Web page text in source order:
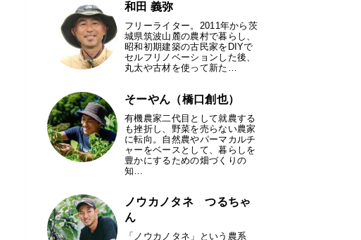
和田 義弥
フリーライター。2011年から茨
城県筑波山麓の農村で暮らし、
昭和初期建築の古民家をDIYで
セルフリノベーションした後、
丸太や古材を使って新た…
そーやん（橋口創也）
有機農家二代目として就農する
も挫折し、野菜を売らない農家
に転向。自然農やパーマカルチ
ャーをベースとして、暮らしを
豊かにするための畑づくりの
知…
ノウカノタネ つるちゃ
ん
「ノウカノタネ」という農系